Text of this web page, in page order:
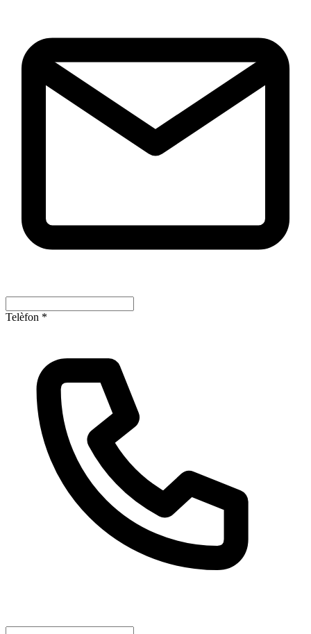
Telèfon *